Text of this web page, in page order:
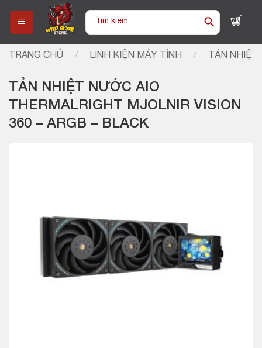
content
Tìm
TRANG CHỦ / LINH KIỆN MÁY TÍNH / TẢN NHIỆT
TẢN NHIỆT NƯỚC AIO
THERMALRIGHT MJOLNIR VISION
360 – ARGB – BLACK